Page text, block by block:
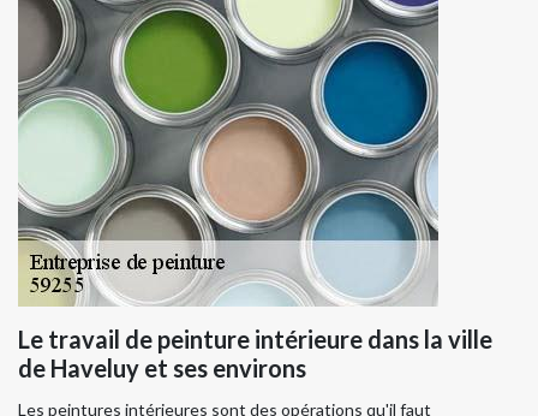
Le travail de peinture intérieure dans la ville
de Haveluy et ses environs
Les peintures intérieures sont des opérations qu'il faut